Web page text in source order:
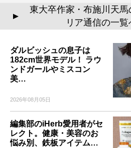
▲
東大卒作家・布施川天馬
リア通信の一覧
ダルビッシュの息子は
182cm世界モデル！ ラウ
ンドガールやミスコン
美…
2026年08月05日
編集部のiHerb愛用者がセ
レクト。健康・美容のお
悩み別、鉄板アイテム…